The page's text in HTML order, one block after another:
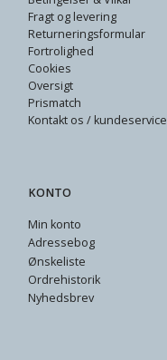
Fragt og levering
Returneringsformular
Fortrolighed
Cookies
Oversigt
Prismatch
Kontakt os / kundeservice
KONTO
Min konto
Adressebog
Ønskeliste
Ordrehistorik
Nyhedsbrev